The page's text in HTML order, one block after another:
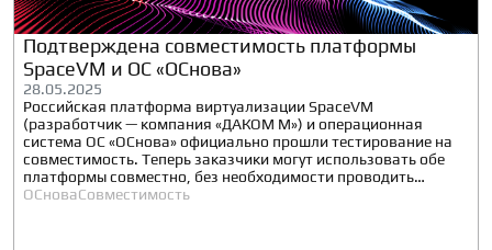
Подтверждена совместимость платформы
SpaceVM и ОС «ОСнова»
28.05.2025
Российская платформа виртуализации SpaceVM
(разработчик — компания «ДАКОМ М») и операционная
система ОС «ОСнова» официально прошли тестирование на
совместимость. Теперь заказчики могут использовать обе
платформы совместно, без необходимости проводить
дополнительную проверку.
ОСноваСовместимость